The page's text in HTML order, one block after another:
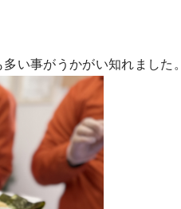
い事がうかがい知れました。